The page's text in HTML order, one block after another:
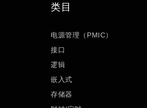
类目
电源管理（PMIC）
接口
逻辑
嵌入式
存储器